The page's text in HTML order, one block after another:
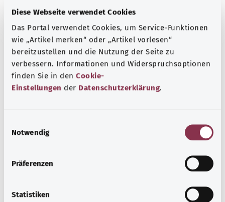
Diese Webseite verwendet Cookies
Das Portal verwendet Cookies, um Service-Funktionen
wie „Artikel merken“ oder „Artikel vorlesen“
bereitzustellen und die Nutzung der Seite zu
verbessern. Informationen und Widerspruchsoptionen
finden Sie in den Cookie-
Einstellungen der Datenschutzerklärung.
Notwendig
Präferenzen
Statistiken
المزيد من المقالات
إلى جانب فيروس نقص المناعة البشرية (HIV)، توجد العديد من